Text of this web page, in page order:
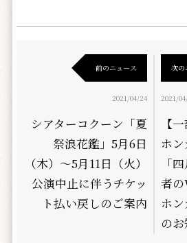
前のニュース
2021/04/24
シアターコクーン「夏
祭浪花鑑」5月6日
（木）～5月11日（火）
公演中止に伴うチケッ
ト払い戻しのご案内
次の
2021/
【
ホ
「
者
ホ
の